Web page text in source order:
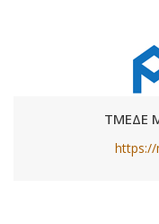
ΤΜΕΔΕ
https://